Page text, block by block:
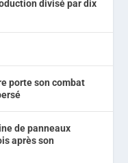
divisé par dix
porte son combat
de panneaux
après son